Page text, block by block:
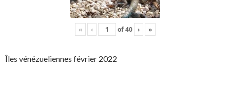
« ‹ of40 › »
Îles vénézueliennes février 2022